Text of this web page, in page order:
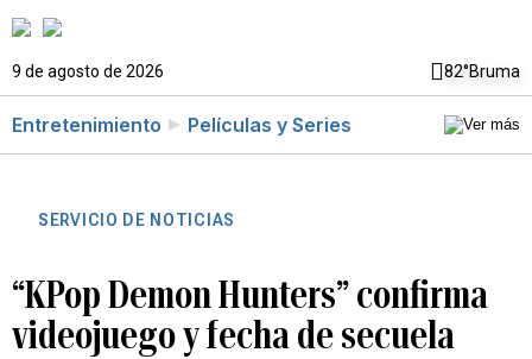
9 de agosto de 2026 82°Bruma
Entretenimiento Películas y Series
SERVICIO DE NOTICIAS
“KPop Demon Hunters” confirma
videojuego y fecha de secuela